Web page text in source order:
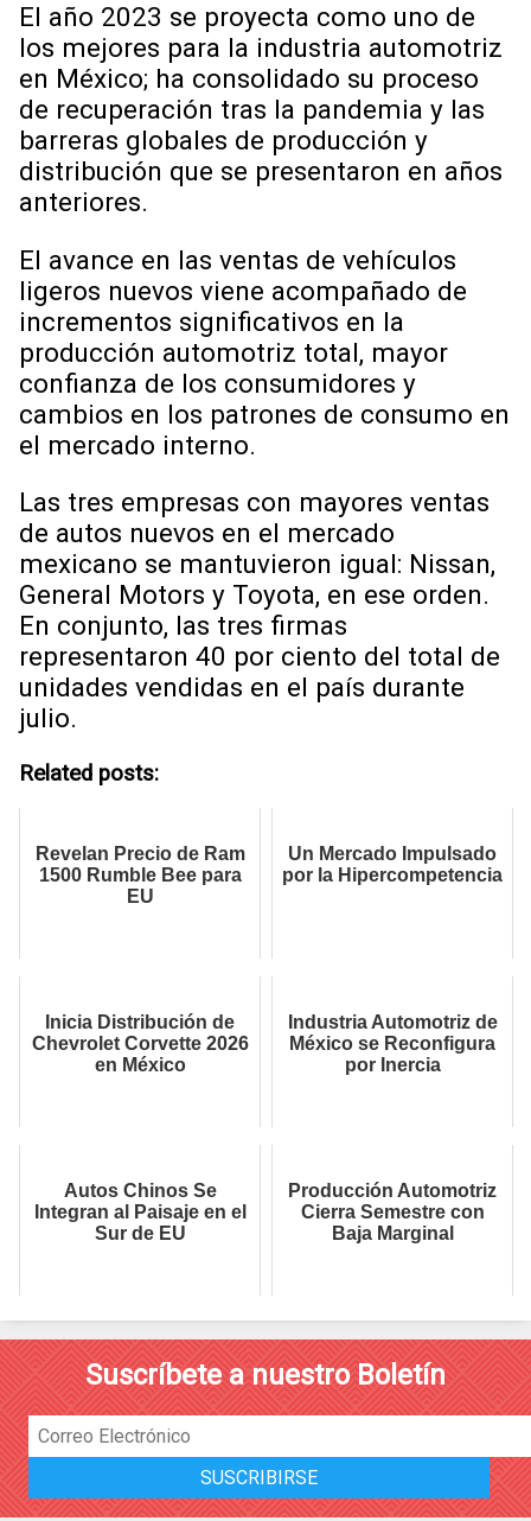
El año 2023 se proyecta como uno de
los mejores para la industria automotriz
en México; ha consolidado su proceso
de recuperación tras la pandemia y las
barreras globales de producción y
distribución que se presentaron en años
anteriores.
El avance en las ventas de vehículos
ligeros nuevos viene acompañado de
incrementos significativos en la
producción automotriz total, mayor
confianza de los consumidores y
cambios en los patrones de consumo en
el mercado interno.
Las tres empresas con mayores ventas
de autos nuevos en el mercado
mexicano se mantuvieron igual: Nissan,
General Motors y Toyota, en ese orden.
En conjunto, las tres firmas
representaron 40 por ciento del total de
unidades vendidas en el país durante
julio.
Related posts:
Revelan Precio de Ram
1500 Rumble Bee para
EU
Un Mercado Impulsado
por la Hipercompetencia
Inicia Distribución de
Chevrolet Corvette 2026
en México
Industria Automotriz de
México se Reconfigura
por Inercia
Autos Chinos Se
Integran al Paisaje en el
Sur de EU
Producción Automotriz
Cierra Semestre con
Baja Marginal
Suscríbete a nuestro Boletín